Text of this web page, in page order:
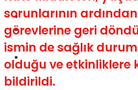
Gündem
TV
Kadınca
sorunlarının
görevlerine geri
ismin de sağlık
olduğu ve etkinliklere
bildirildi.